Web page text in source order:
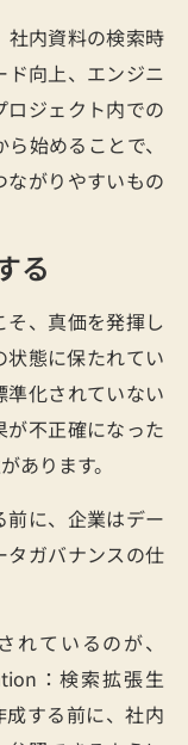
社内資料の検索時
ド向上、エンジニ
ロジェクト内での
始めることで、
がりやすいもの
る
、真価を発揮し
状態に保たれてい
準化されていない
が不正確になった
あります。
に、企業はデー
タガバナンスの仕
れているのが、
：検索拡張生
成する前に、社内